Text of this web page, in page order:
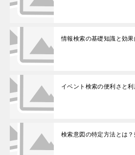
情報検索の基礎知識と効
イベント検索の便利さと
検索意図の特定方法とは